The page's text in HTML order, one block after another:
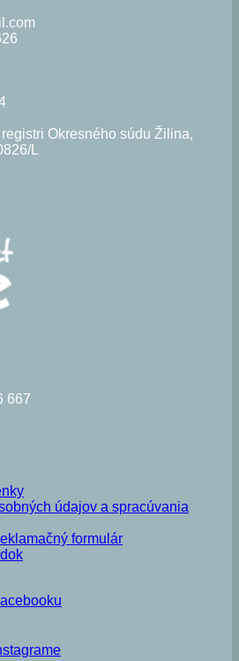
Okresného súdu Žilina,
L
667
údajov a spracúvania
formulár